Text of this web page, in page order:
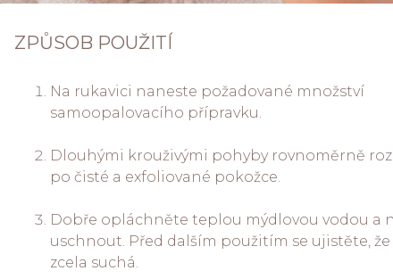
ZPŮSOB POUŽITÍ
Na rukavici naneste požadované množství
samoopalovacího přípravku.
Dlouhými krouživými pohyby rovnoměrně
po čisté a exfoliované pokožce.
Dobře opláchněte teplou mýdlovou vodou a
uschnout. Před dalším použitím se ujistěte, že
zcela suchá.